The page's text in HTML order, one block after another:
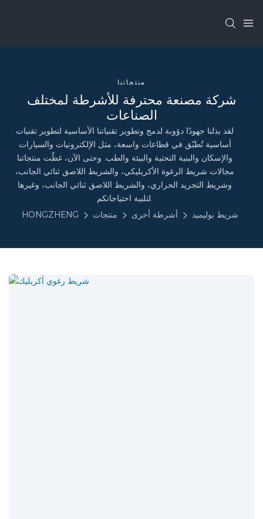
منتجاتنا
شركة مصنعة محترفة للأشرطة لمختلف
الصناعات
لقد بذلنا جهودًا دؤوبة لدمج وتطوير تقنياتنا الأساسية لتطوير تقنيات
أساسية تُطبّق في قطاعات واسعة، مثل الإلكترونيات والسيارات
والإسكان والبنية التحتية والبيئة والطب. وحتى الآن، غطّت منتجاتنا
مجالات شريط الرغوة الأكريليكي، والشريط اللاصق ثنائي الجانب،
وشريط التجريد الحراري، والشريط اللاصق ثنائي الجانب، وغيرها
لتلبية احتياجاتكم.
HONGZHENG
منتجات أشرطة أخرى شريط بوليميد